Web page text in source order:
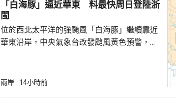
「白海豚」逼近華東 料最快周日登陸浙
閩
位於西北太平洋的強颱風「白海豚」繼續靠近
華東沿岸，中央氣象台改發颱風黃色預警，預
一早上在浙江到福建北部沿岸地區登陸，風力
兩岸 14小時前